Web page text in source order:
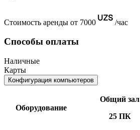
Стоимость аренды от 7000 /час
Способы оплаты
Наличные
Карты
Конфигурация компьютеров
Оборудование
Общий зал
25 ПК